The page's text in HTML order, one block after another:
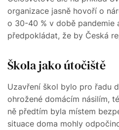
organizace jasně hovoří o
o 30-40 % v době pandemie
předpokládat, že by Česká
Škola jako útočiště
Uzavření škol bylo pro řadu
ohrožené domácím násilím,
ně předtím byla místem
situace doma mohly